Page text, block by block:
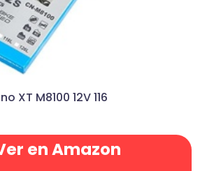
XT M8100 12V 116
en Amazon